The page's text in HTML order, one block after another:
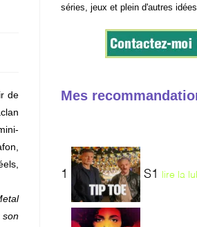
de
séries, jeux et plein d'autres
Mes
1 S1 lire la